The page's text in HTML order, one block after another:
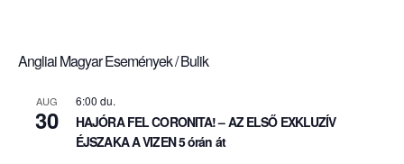
Angliai Magyar Események / Bulik
AUG
30
6:00 du.
HAJÓRA FEL CORONITA! – AZ ELSŐ EXKLUZÍV
ÉJSZAKA A VIZEN 5 órán át